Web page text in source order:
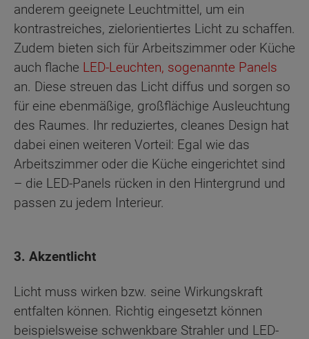
anderem geeignete Leuchtmittel, um ein
kontrastreiches, zielorientiertes Licht zu schaffen.
Zudem bieten sich für Arbeitszimmer oder Küche
auch flache LED-Leuchten, sogenannte Panels
an. Diese streuen das Licht diffus und sorgen so
für eine ebenmäßige, großflächige Ausleuchtung
des Raumes. Ihr reduziertes, cleanes Design hat
dabei einen weiteren Vorteil: Egal wie das
Arbeitszimmer oder die Küche eingerichtet sind
– die LED-Panels rücken in den Hintergrund und
passen zu jedem Interieur.
3. Akzentlicht
Licht muss wirken bzw. seine Wirkungskraft
entfalten können. Richtig eingesetzt können
beispielsweise schwenkbare Strahler und LED-